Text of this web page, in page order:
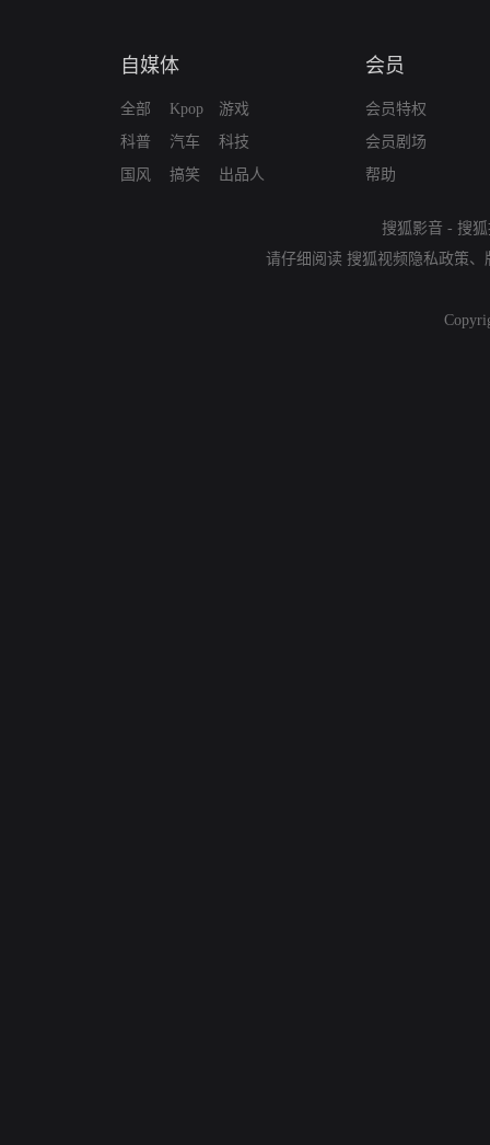
自媒体
全部
科普
国风
Kpop
汽车
搞笑
游戏
科技
出品人
会员
会员特权
会员剧场
帮助
搜狐影音 - 搜
请仔细阅读 搜狐视频隐私政策、